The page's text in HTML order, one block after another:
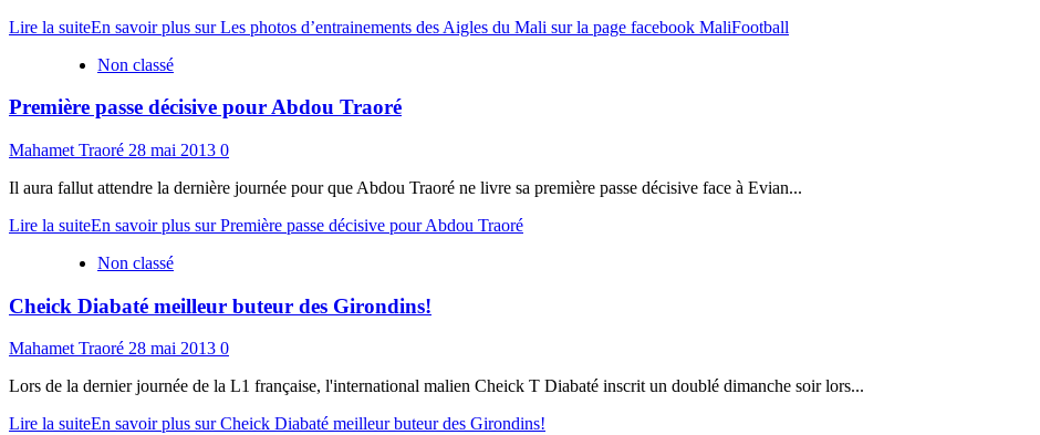
Lire la suiteEn savoir plus sur Les photos d’entrainements des Aigles du Mali sur la page facebook MaliFootball
Non classé
Première passe décisive pour Abdou Traoré
Mahamet Traoré 28 mai 2013 0
Il aura fallut attendre la dernière journée pour que Abdou Traoré ne livre sa première passe décisive face à Evian...
Lire la suiteEn savoir plus sur Première passe décisive pour Abdou Traoré
Non classé
Cheick Diabaté meilleur buteur des Girondins!
Mahamet Traoré 28 mai 2013 0
Lors de la dernier journée de la L1 française, l'international malien Cheick T Diabaté inscrit un doublé dimanche soir lors...
Lire la suiteEn savoir plus sur Cheick Diabaté meilleur buteur des Girondins!